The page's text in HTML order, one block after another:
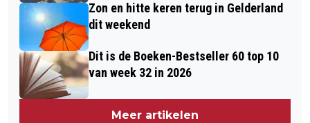
Zon en hitte keren terug in Gelderland
dit weekend
Dit is de Boeken-Bestseller 60 top 10
van week 32 in 2026
Meer artikelen